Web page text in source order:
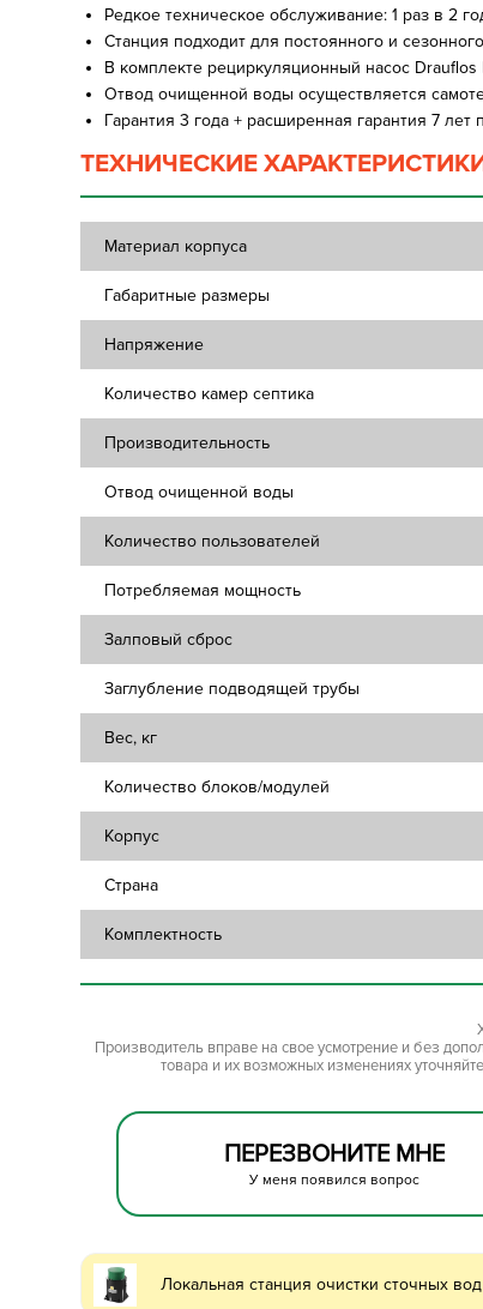
Редкое техническое обслуживание: 1 раз в 2
Станция подходит для постоянного и
В комплекте рециркуляционный насос
Отвод очищенной воды осуществляется
Гарантия 3 года + расширенная гарантия 7 лет
ТЕХНИЧЕСКИЕ
Материал корпуса
Габаритные размеры
Напряжение
Количество камер септика
Производительность
Отвод очищенной воды
Количество пользователей
Потребляемая мощность
Залповый сброс
Заглубление подводящей трубы
Вес, кг
Количество блоков/модулей
Корпус
Страна
Комплектность
Производитель вправе на свое усмотрение и без
товара и их возможных изменениях
ПЕРЕЗВОНИТЕ МНЕ
У меня появился вопрос
Локальная станция очистки сточных